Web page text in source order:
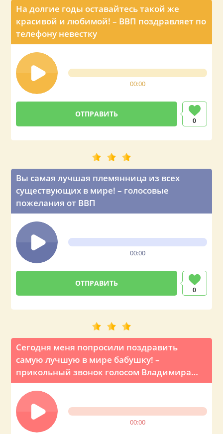
На долгие годы оставайтесь такой же
красивой и любимой! – ВВП поздравляет по
телефону невестку
00:00
0
Вы самая лучшая племянница из всех
существующих в мире! – голосовые
пожелания от ВВП
00:00
0
Сегодня меня попросили поздравить
самую лучшую в мире бабушку! –
прикольный звонок голосом Владимира
Путина
00:00